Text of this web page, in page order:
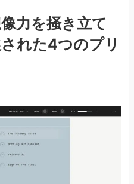
力を掻き立て
れた4つのプリ